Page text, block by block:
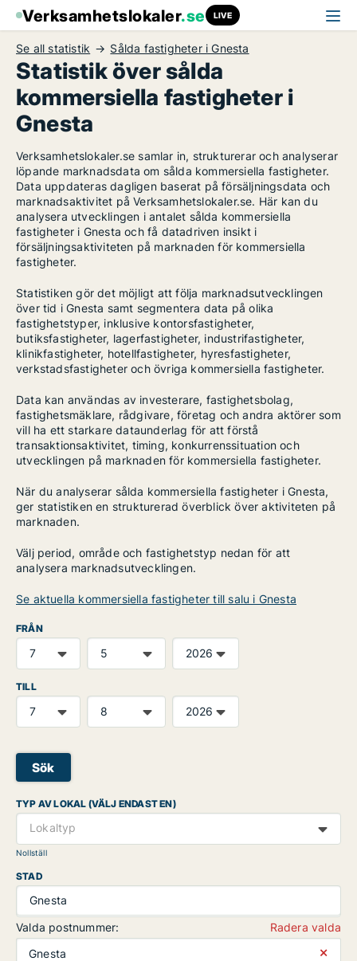
Verksamhetslokaler.se LIVE
Se all statistik Sålda fastigheter i Gnesta
Statistik över sålda
kommersiella fastigheter i
Gnesta
Verksamhetslokaler.se samlar in, strukturerar och analyserar
löpande marknadsdata om sålda kommersiella fastigheter.
Data uppdateras dagligen baserat på försäljningsdata och
marknadsaktivitet på Verksamhetslokaler.se. Här kan du
analysera utvecklingen i antalet sålda kommersiella
fastigheter i Gnesta och få datadriven insikt i
försäljningsaktiviteten på marknaden för kommersiella
fastigheter.
Statistiken gör det möjligt att följa marknadsutvecklingen
över tid i Gnesta samt segmentera data på olika
fastighetstyper, inklusive kontorsfastigheter,
butiksfastigheter, lagerfastigheter, industrifastigheter,
klinikfastigheter, hotellfastigheter, hyresfastigheter,
verkstadsfastigheter och övriga kommersiella fastigheter.
Data kan användas av investerare, fastighetsbolag,
fastighetsmäklare, rådgivare, företag och andra aktörer som
vill ha ett starkare dataunderlag för att förstå
transaktionsaktivitet, timing, konkurrenssituation och
utvecklingen på marknaden för kommersiella fastigheter.
När du analyserar sålda kommersiella fastigheter i Gnesta,
ger statistiken en strukturerad överblick över aktiviteten på
marknaden.
Välj period, område och fastighetstyp nedan för att
analysera marknadsutvecklingen.
Se aktuella kommersiella fastigheter till salu i Gnesta
FRÅN
TILL
Sök
TYP AV LOKAL (VÄLJ ENDAST EN)
Lokaltyp
Nollställ
STAD
Gnesta
Valda postnummer:
Radera valda
Gnesta
⨯